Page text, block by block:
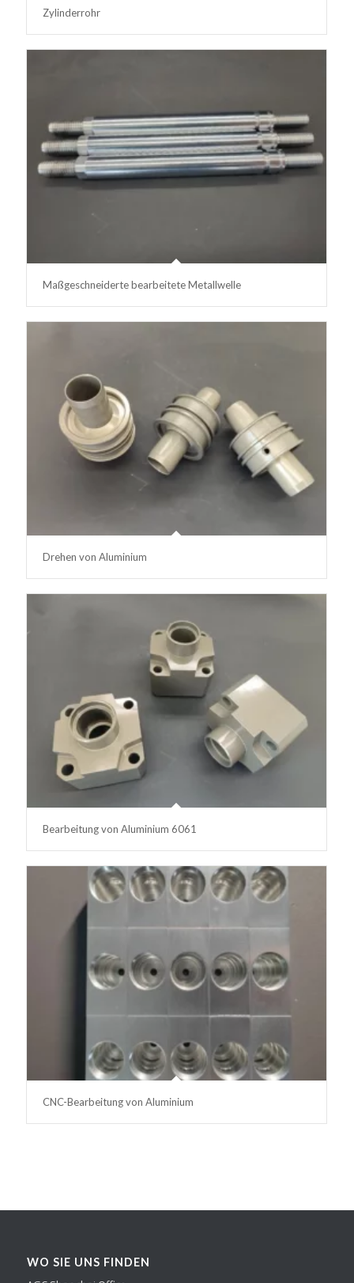
Zylinderrohr
Maßgeschneiderte bearbeitete Metallwelle
Drehen von Aluminium
Bearbeitung von Aluminium 6061
CNC-Bearbeitung von Aluminium
WO SIE UNS FINDEN